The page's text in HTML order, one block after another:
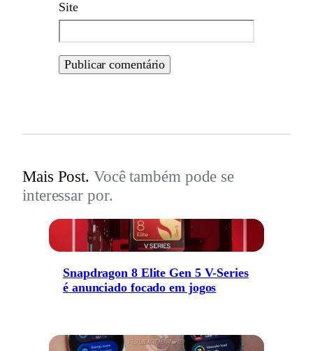
Site
Mais Post. Você também pode se
interessar por.
Snapdragon 8 Elite Gen 5 V-Series
é anunciado focado em jogos